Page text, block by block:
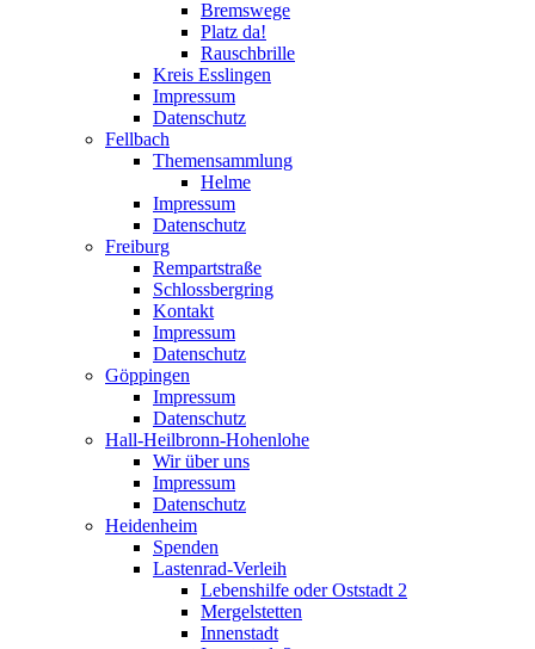
Bremswege
Platz da!
Rauschbrille
Kreis Esslingen
Impressum
Datenschutz
Fellbach
Themensammlung
Helme
Impressum
Datenschutz
Freiburg
Rempartstraße
Schlossbergring
Kontakt
Impressum
Datenschutz
Göppingen
Impressum
Datenschutz
Hall-Heilbronn-Hohenlohe
Wir über uns
Impressum
Datenschutz
Heidenheim
Spenden
Lastenrad-Verleih
Lebenshilfe oder Oststadt 2
Mergelstetten
Innenstadt